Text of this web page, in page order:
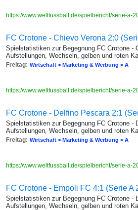
https://www.weltfussball.de/spielbericht/serie-a-
FC Crotone - Chievo Verona 2:0
Spielstatistiken zur Begegnung FC Crotone -
Aufstellungen, Wechseln, gelben und roten
Freitag: Wirtschaft > Marketing & Werbung > A
https://www.weltfussball.de/spielbericht/serie-a-
FC Crotone - Delfino Pescara 2:1
Spielstatistiken zur Begegnung FC Crotone -
Aufstellungen, Wechseln, gelben und roten
Freitag: Wirtschaft > Marketing & Werbung > A
https://www.weltfussball.de/spielbericht/serie-a-
FC Crotone - Empoli FC 4:1 (Serie A
Spielstatistiken zur Begegnung FC Crotone -
Aufstellungen, Wechseln, gelben und roten